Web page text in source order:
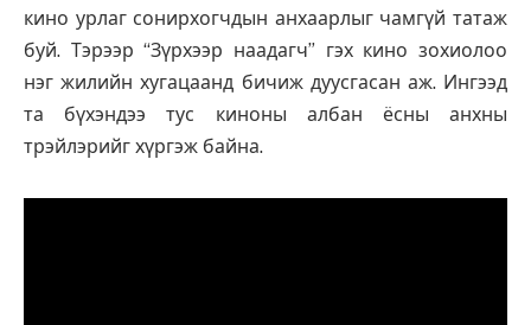
кино урлаг сонирхогчдын анхаарлыг чамгүй татаж
буй. Тэрээр “Зүрхээр наадагч” гэх кино зохиолоо
нэг жилийн хугацаанд бичиж дуусгасан аж. Ингээд
та бүхэндээ тус киноны албан ёсны анхны
трэйлэрийг хүргэж байна.